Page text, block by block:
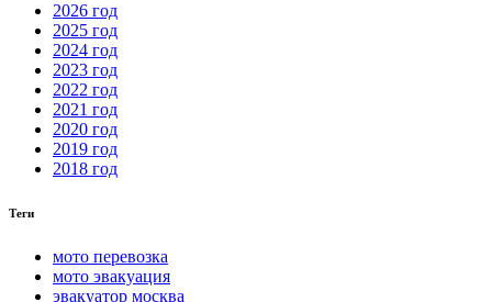
2026 год
2025 год
2024 год
2023 год
2022 год
2021 год
2020 год
2019 год
2018 год
Теги
мото перевозка
мото эвакуация
эвакуатор москва